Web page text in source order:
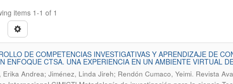
items 1-1 of 1
DE COMPETENCIAS INVESTIGATIVAS Y APRENDIZAJE DE
ENFOQUE CTSA. UNA EXPERIENCIA EN UN AMBIENTE VIRTUAL
Erika Andrea; Jiménez, Linda Jireh; Rendón Cumaco, Yeimi. Revista